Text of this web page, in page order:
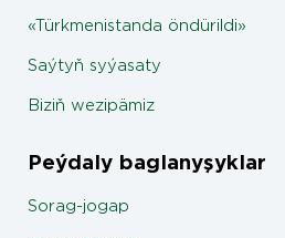
«Türkmenistanda öndürildi»
Saýtyň syýasaty
Biziň wezipämiz
Peýdaly baglanyşyklar
Sorag-jogap